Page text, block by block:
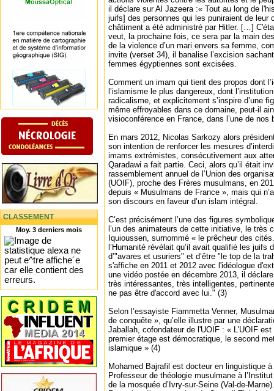
CLASSEMENT
Moy. 3 derniers mois
il déclare sur Al Jazeera :« Tout au long de
juifs] des personnes qui les puniraient de leur
châtiment a été administré par Hitler. […]
veut, la prochaine fois, ce sera par la main
de la violence d’un mari envers sa femme,
invite (verset 34), il banalise l’excision
femmes égyptiennes sont excisées.
Comment un imam qui tient des propos dont
l’islamisme le plus dangereux, dont
radicalisme, et explicitement s’inspire d’une
même effroyables dans ce domaine, peut-il
visioconférence en France, dans l’une de nos
En mars 2012, Nicolas Sarkozy alors
son intention de renforcer les mesures
imams extrémistes, consécutivement aux
Qaradawi a fait partie. Ceci, alors qu’il était
rassemblement annuel de l’Union des
(UOIF), proche des Frères musulmans, en
depuis « Musulmans de France », mais qui
son discours en faveur d’un islam intégral.
C’est précisément l’une des figures
l’un des animateurs de cette initiative, le très
Iquioussen, surnommé « le prêcheur des
l’Humanité révélait qu’il avait qualifié les juifs
d’"avares et usuriers" et d’être "le top de la
s'affiche en 2011 et 2012 avec l'idéologue
une vidéo postée en décembre 2013, il
très intéressantes, très intelligentes,
ne pas être d'accord avec lui." (3)
Selon l’essayiste Fiammetta Venner,
de conquête », qu’elle illustre par une
Jaballah, cofondateur de l'UOIF : « L'UOIF
premier étage est démocratique, le second
islamique » (4)
Mohamed Bajrafil est docteur en linguistique
Professeur de théologie musulmane à
de la mosquée d’Ivry-sur-Seine (Val-de-